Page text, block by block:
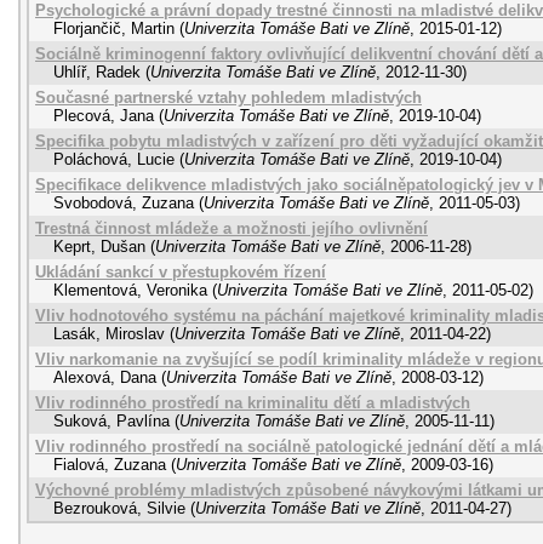
Psychologické a právní dopady trestné činnosti na mladistvé
Florjančič, Martin (Univerzita Tomáše Bati ve Zlíně, 2015-01-12)
Sociálně kriminogenní faktory ovlivňující delikventní chování dětí
Uhlíř, Radek (Univerzita Tomáše Bati ve Zlíně, 2012-11-30)
Současné partnerské vztahy pohledem mladistvých
Plecová, Jana (Univerzita Tomáše Bati ve Zlíně, 2019-10-04)
Specifika pobytu mladistvých v zařízení pro děti vyžadující
Poláchová, Lucie (Univerzita Tomáše Bati ve Zlíně, 2019-10-04)
Specifikace delikvence mladistvých jako sociálněpatologický jev v
Svobodová, Zuzana (Univerzita Tomáše Bati ve Zlíně, 2011-05-03)
Trestná činnost mládeže a možnosti jejího ovlivnění
Keprt, Dušan (Univerzita Tomáše Bati ve Zlíně, 2006-11-28)
Ukládání sankcí v přestupkovém řízení
Klementová, Veronika (Univerzita Tomáše Bati ve Zlíně, 2011-05-02)
Vliv hodnotového systému na páchání majetkové kriminality
Lasák, Miroslav (Univerzita Tomáše Bati ve Zlíně, 2011-04-22)
Vliv narkomanie na zvyšující se podíl kriminality mládeže v
Alexová, Dana (Univerzita Tomáše Bati ve Zlíně, 2008-03-12)
Vliv rodinného prostředí na kriminalitu dětí a mladistvých
Suková, Pavlína (Univerzita Tomáše Bati ve Zlíně, 2005-11-11)
Vliv rodinného prostředí na sociálně patologické jednání dětí a
Fialová, Zuzana (Univerzita Tomáše Bati ve Zlíně, 2009-03-16)
Výchovné problémy mladistvých způsobené návykovými látkami
Bezrouková, Silvie (Univerzita Tomáše Bati ve Zlíně, 2011-04-27)